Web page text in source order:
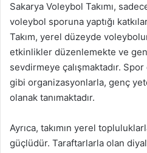
Sakarya Voleybol Takımı,
voleybol sporuna yaptığı
Takım, yerel düzeyde
etkinlikler düzenlemekte ve
sevdirmeye çalışmaktadır.
gibi organizasyonlarla, genç
olanak tanımaktadır.
Ayrıca, takımın yerel
güçlüdür. Taraftarlarla olan